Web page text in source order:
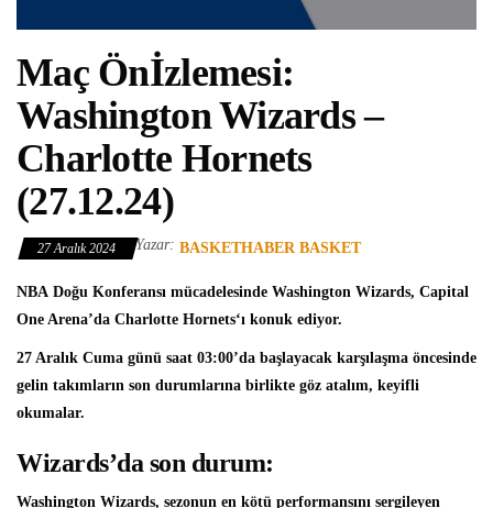
Maç Önİzlemesi:
Washington Wizards –
Charlotte Hornets
(27.12.24)
27 Aralık 2024 Yazar: BASKETHABER BASKET
NBA Doğu Konferansı mücadelesinde Washington Wizards, Capital
One Arena’da Charlotte Hornets‘ı konuk ediyor.
27 Aralık Cuma günü saat 03:00’da başlayacak karşılaşma öncesinde
gelin takımların son durumlarına birlikte göz atalım, keyifli
okumalar.
Wizards’da son durum:
Washington Wizards, sezonun en kötü performansını sergileyen